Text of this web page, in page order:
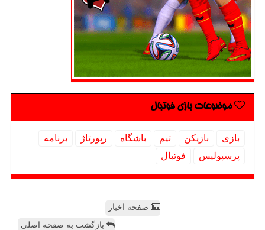
موضوعات بازی فوتبال
بازی بازیكن تیم باشگاه رپورتاژ
برنامه
پرسپولیس
فوتبال
صفحه اخبار
بازگشت به صفحه اصلی